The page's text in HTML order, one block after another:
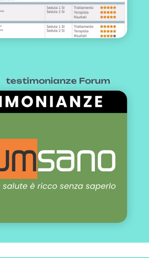
testimonianze Forum